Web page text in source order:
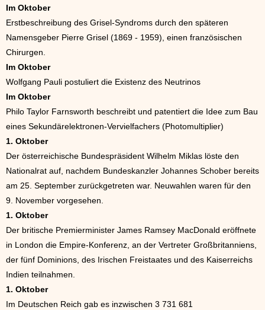
Im Oktober
Erstbeschreibung des Grisel-Syndroms durch den späteren
Namensgeber Pierre Grisel (1869 - 1959), einen französischen
Chirurgen.
Im Oktober
Wolfgang Pauli postuliert die Existenz des Neutrinos
Im Oktober
Philo Taylor Farnsworth beschreibt und patentiert die Idee zum Bau
eines Sekundärelektronen-Vervielfachers (Photomultiplier)
1. Oktober
Der österreichische Bundespräsident Wilhelm Miklas löste den
Nationalrat auf, nachdem Bundeskanzler Johannes Schober bereits
am 25. September zurückgetreten war. Neuwahlen waren für den
9. November vorgesehen.
1. Oktober
Der britische Premierminister James Ramsey MacDonald eröffnete
in London die Empire-Konferenz, an der Vertreter Großbritanniens,
der fünf Dominions, des Irischen Freistaates und des Kaiserreichs
Indien teilnahmen.
1. Oktober
Im Deutschen Reich gab es inzwischen 3 731 681